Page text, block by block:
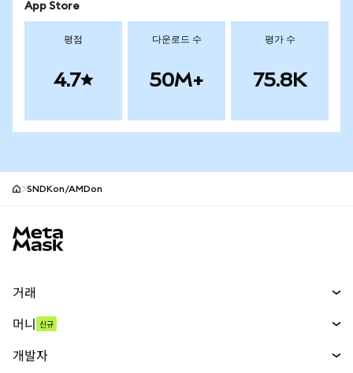
App Store
평점
4.7
다운로드 수
50M+
평가 수
75.8K
SNDKon/AMDon
거래
무기한 선물
머니 신규
개발자